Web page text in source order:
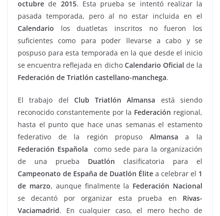
octubre de 2015. Esta prueba se intentó realizar la
pasada temporada, pero al no estar incluida en el
Calendario los duatletas inscritos no fueron los
suficientes como para poder llevarse a cabo y se
pospuso para esta temporada en la que desde el inicio
se encuentra reflejada en dicho Calendario Oficial de la
Federación de Triatlón castellano-manchega.
El trabajo del Club Triatlón Almansa está siendo
reconocido constantemente por la Federación regional,
hasta el punto que hace unas semanas el estamento
federativo de la región propuso Almansa a la
Federación Española como sede para la organización
de una prueba Duatlón clasificatoria para el
Campeonato de España de Duatlón Élite a celebrar el 1
de marzo, aunque finalmente la Federación Nacional
se decantó por organizar esta prueba en Rivas-
Vaciamadrid. En cualquier caso, el mero hecho de